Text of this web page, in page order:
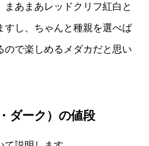
あまあレッドクリフ紅白と
すし、ちゃんと種親を選べば
ので楽しめるメダカだと思い
ダーク）の値段